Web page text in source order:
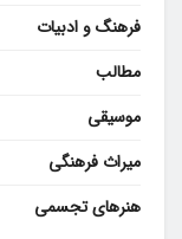
فرهنگ و ادبیات
مطالب
موسیقی
میراث فرهنگی
هنرهای تجسمی